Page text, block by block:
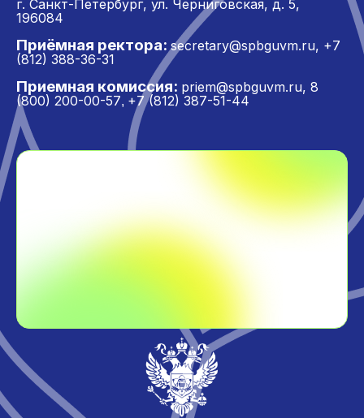
г. Санкт-Петербург, ул. Черниговская, д. 5,
196084
Приёмная ректора: secretary@spbguvm.ru, +7
(812) 388-36-31
Приемная комиссия: priem@spbguvm.ru, 8
(800) 200-00-57, +7 (812) 387-51-44